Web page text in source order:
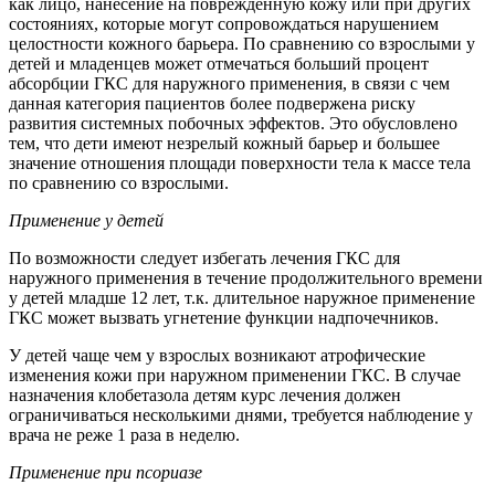
как лицо, нанесение на поврежденную кожу или при других
состояниях, которые могут сопровождаться нарушением
целостности кожного барьера. По сравнению со взрослыми у
детей и младенцев может отмечаться больший процент
абсорбции ГКС для наружного применения, в связи с чем
данная категория пациентов более подвержена риску
развития системных побочных эффектов. Это обусловлено
тем, что дети имеют незрелый кожный барьер и большее
значение отношения площади поверхности тела к массе тела
по сравнению со взрослыми.
Применение у детей
По возможности следует избегать лечения ГКС для
наружного применения в течение продолжительного времени
у детей младше 12 лет, т.к. длительное наружное применение
ГКС может вызвать угнетение функции надпочечников.
У детей чаще чем у взрослых возникают атрофические
изменения кожи при наружном применении ГКС. В случае
назначения клобетазола детям курс лечения должен
ограничиваться несколькими днями, требуется наблюдение у
врача не реже 1 раза в неделю.
Применение при псориазе